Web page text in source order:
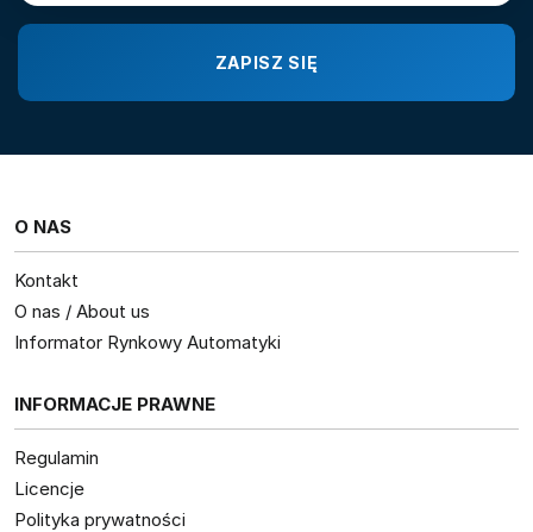
O NAS
Kontakt
O nas / About us
Informator Rynkowy Automatyki
INFORMACJE PRAWNE
Regulamin
Licencje
Polityka prywatności